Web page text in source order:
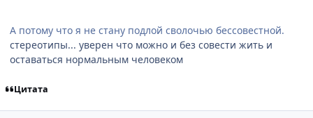
А потому что я не стану подлой сволочью бессовестной.
cтереотипы... уверен что можно и без совести жить и
оставаться нормальным человеком
Цитата